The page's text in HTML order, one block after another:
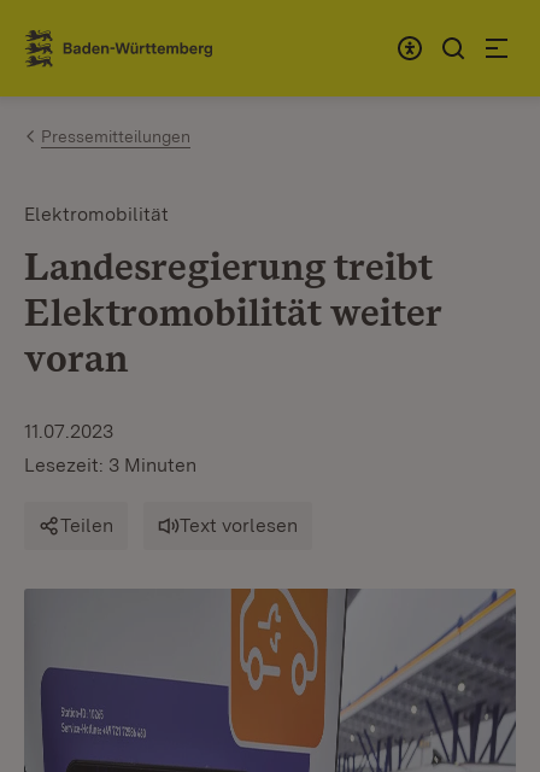
Zum Inhalt springen
Link zur Startseite
Pressemitteilungen
Elektromobilität
Landesregierung treibt
Elektromobilität weiter
voran
11.07.2023
Lesezeit: 3 Minuten
Teilen Text vorlesen